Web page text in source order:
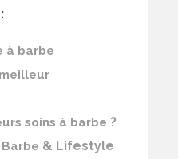
à barbe
meilleur
soins à barbe ?
& Lifestyle